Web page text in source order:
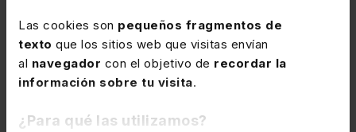
Las cookies son pequeños fragmentos de
texto que los sitios web que visitas envían
al navegador con el objetivo de recordar la
información sobre tu visita.
¿Para qué las utilizamos?
Contable